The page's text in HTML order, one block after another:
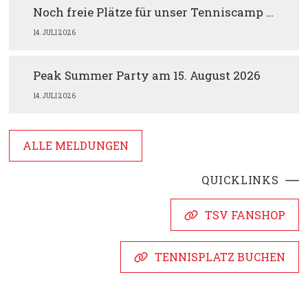
Noch freie Plätze für unser Tenniscamp im August
14. JULI 2026
Peak Summer Party am 15. August 2026
14. JULI 2026
ALLE MELDUNGEN
QUICKLINKS
TSV FANSHOP
TENNISPLATZ BUCHEN